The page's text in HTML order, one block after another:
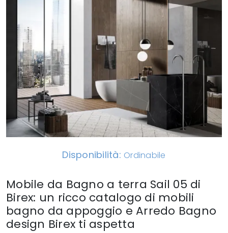
Disponibilità: Ordinabile
Mobile da Bagno a terra Sail 05 di
Birex: un ricco catalogo di mobili
bagno da appoggio e Arredo Bagno
design Birex ti aspetta